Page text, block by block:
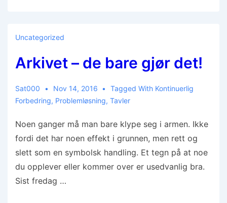
Uncategorized
Arkivet – de bare gjør det!
Sat000 Nov 14, 2016 Tagged With Kontinuerlig
Forbedring, Problemløsning, Tavler
Noen ganger må man bare klype seg i armen. Ikke
fordi det har noen effekt i grunnen, men rett og
slett som en symbolsk handling. Et tegn på at noe
du opplever eller kommer over er usedvanlig bra.
Sist fredag …